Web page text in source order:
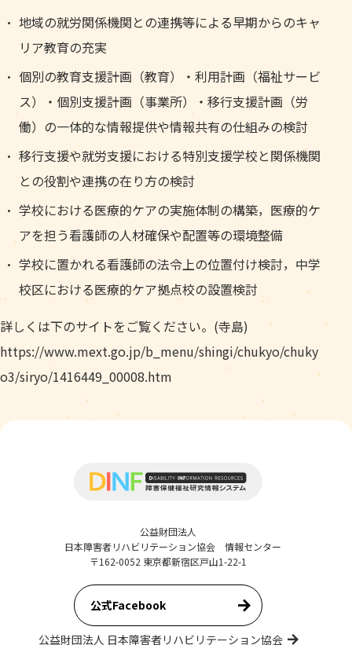
地域の就労関係機関との連携等による早期からのキャ
リア教育の充実
個別の教育支援計画（教育）・利用計画（福祉サービ
ス）・個別支援計画（事業所）・移行支援計画（労
働）の一体的な情報提供や情報共有の仕組みの検討
移行支援や就労支援における特別支援学校と関係機関
との役割や連携の在り方の検討
学校における医療的ケアの実施体制の構築，医療的ケ
アを担う看護師の人材確保や配置等の環境整備
学校に置かれる看護師の法令上の位置付け検討，中学
校区における医療的ケア拠点校の設置検討
詳しくは下のサイトをご覧ください。(寺島)
https://www.mext.go.jp/b_menu/shingi/chukyo/chuky
o3/siryo/1416449_00008.htm
公益財団法人
日本障害者リハビリテーション協会 情報センター
〒162-0052 東京都新宿区戸山1-22-1
公式Facebook
公益財団法人 日本障害者リハビリテーション協会